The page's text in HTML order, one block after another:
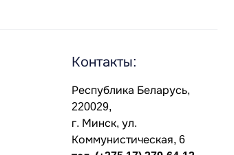
Контакты:
Республика Беларусь,
220029,
г. Минск, ул.
Коммунистическая, 6